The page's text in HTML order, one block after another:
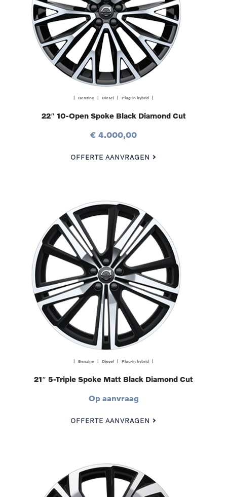
| Benzine | Diesel | Plug-in hybrid |
22″ 10-Open Spoke Black Diamond Cut
€ 4.000,00
OFFERTE AANVRAGEN
| Benzine | Diesel | Plug-in hybrid |
21″ 5-Triple Spoke Matt Black Diamond Cut
Op aanvraag
OFFERTE AANVRAGEN